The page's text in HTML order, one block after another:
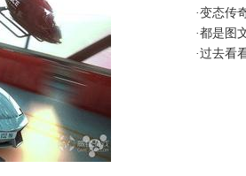
·变态传
·都是图
·过去看